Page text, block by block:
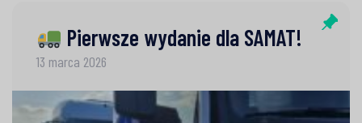
Pierwsze wydanie dla SAMAT!
13 marca 2026